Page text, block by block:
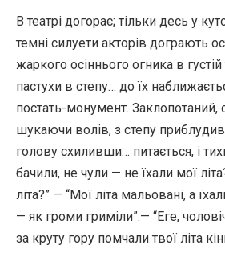
В театрі догорає; тільки десь у
темні силуети акторів дограють
жаркого осіннього огника в
пастухи в степу… до їх
постать-монумент. Заклопотаний,
шукаючи волів, з степу
голову схиливши… питається, і
бачили, не чули — не їхали мої
літа?” — “Мої літа мальовані, а
— як громи гриміли”.— “Еге,
за круту гору помчали твої літа